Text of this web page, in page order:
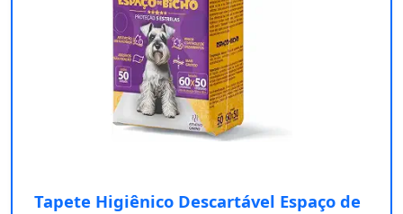
Tapete Higiênico Descartável Espaço de